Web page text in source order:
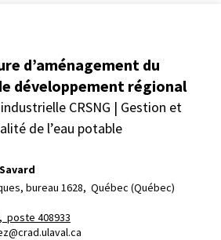
d’aménagement du
développement régional
CRSNG | Gestion et
de l’eau potable
bureau 1628, Québec (Québec)
poste 408933